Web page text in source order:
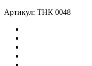
Артикул: ТНК 0048